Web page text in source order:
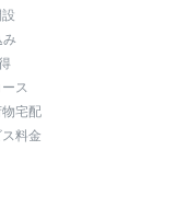
み
ス
物宅配
料金